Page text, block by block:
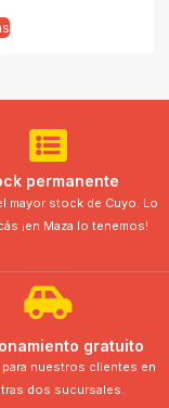
permanente
mayor stock de Cuyo. Lo
¡en Maza lo tenemos!
gratuito
nuestros clientes en
dos sucursales.